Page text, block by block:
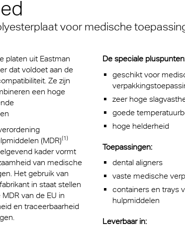
Multi UV no drop
Multi Accessories
FAQ Meerwandige
Polycarbonaat Plaat
Exolon® Optica - Optische
Titan
Vista
WS Welding Shield
Silent Sound
FAQ Solid
in
Overtuigend, zowel esthetisch
als qua functionaliteit
Exolon Groupvoor medische
platen uit Eastman
dat voldoet aan de
Ze zijn
een hoge
(MDR)(1)
kader vormt
van medische
Het gebruik van
in staat stellen
van de EU in
en traceerbaarheid
De speciale
geschikt voor
zeer hoge
goede
hoge helderheid
Toepassingen:
dental aligners
vaste medische
containers en trays
hulpmiddelen
Leverbaar in: